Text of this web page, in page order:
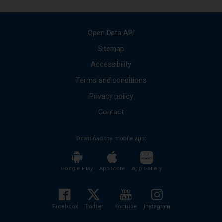
Open Data API
Sitemap
Accessibility
Terms and conditions
Privacy policy
Contact
Download the mobile app:
Google Play App Store App Gallery
Facebook Twitter Youtube Instagram
opened